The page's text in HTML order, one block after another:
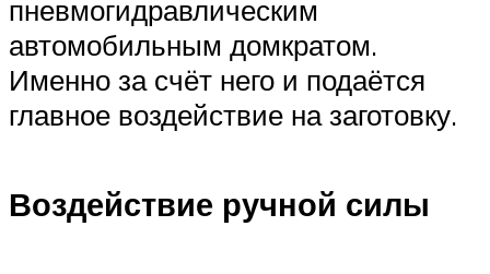
пневмогидравлическим
автомобильным домкратом.
Именно за счёт него и подаётся
главное воздействие на заготовку.
Воздействие ручной силы